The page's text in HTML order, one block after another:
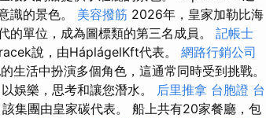
識的景色。 美容撥筋 2026年，皇家加勒比海
的單位，成為圖標類的第三名成員。 記帳士
說，由HáplágelKft代表。 網路行銷公司
生活中扮演多個角色，這通常同時受到挑戰。
娛樂，思考和讓您潛水。 后里推拿 台胞證 台
集團由皇家碳代表。 船上共有20家餐廳，包